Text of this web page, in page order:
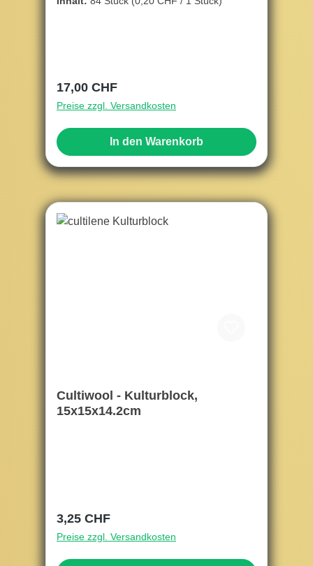
Regulärer Preis:
17,00 CHF
Preise zzgl. Versandkosten
In den Warenkorb
Cultiwool - Kulturblock,
15x15x14.2cm
Regulärer Preis:
3,25 CHF
Preise zzgl. Versandkosten